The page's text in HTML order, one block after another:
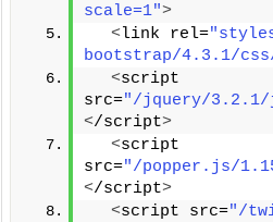
scale=1">
<link rel=
bootstrap/4.3.1/
<script
src="/jquery/3.2.1/
</script>
<script
src="/popper.js/
</script>
<script src="/